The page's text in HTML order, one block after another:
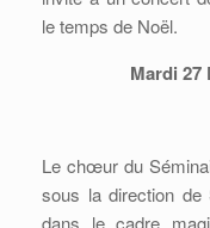
le temps de Noël.
Mardi 27
Le chœur du
sous la direction de
dans le cadre